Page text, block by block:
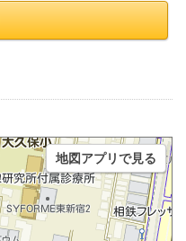
地図アプリで見る